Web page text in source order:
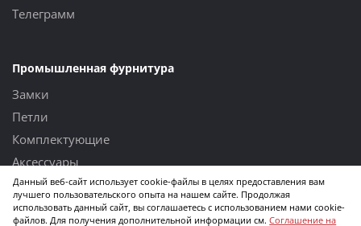
Телеграмм
Промышленная фурнитура
Замки
Петли
Комплектующие
Аксессуары
Изделия из нержавеющей стали
Данный веб-сайт использует cookie-файлы в целях предоставления вам
лучшего пользовательского опыта на нашем сайте. Продолжая
использовать данный сайт, вы соглашаетесь с использованием нами cookie-
файлов. Для получения дополнительной информации см.Соглашение на